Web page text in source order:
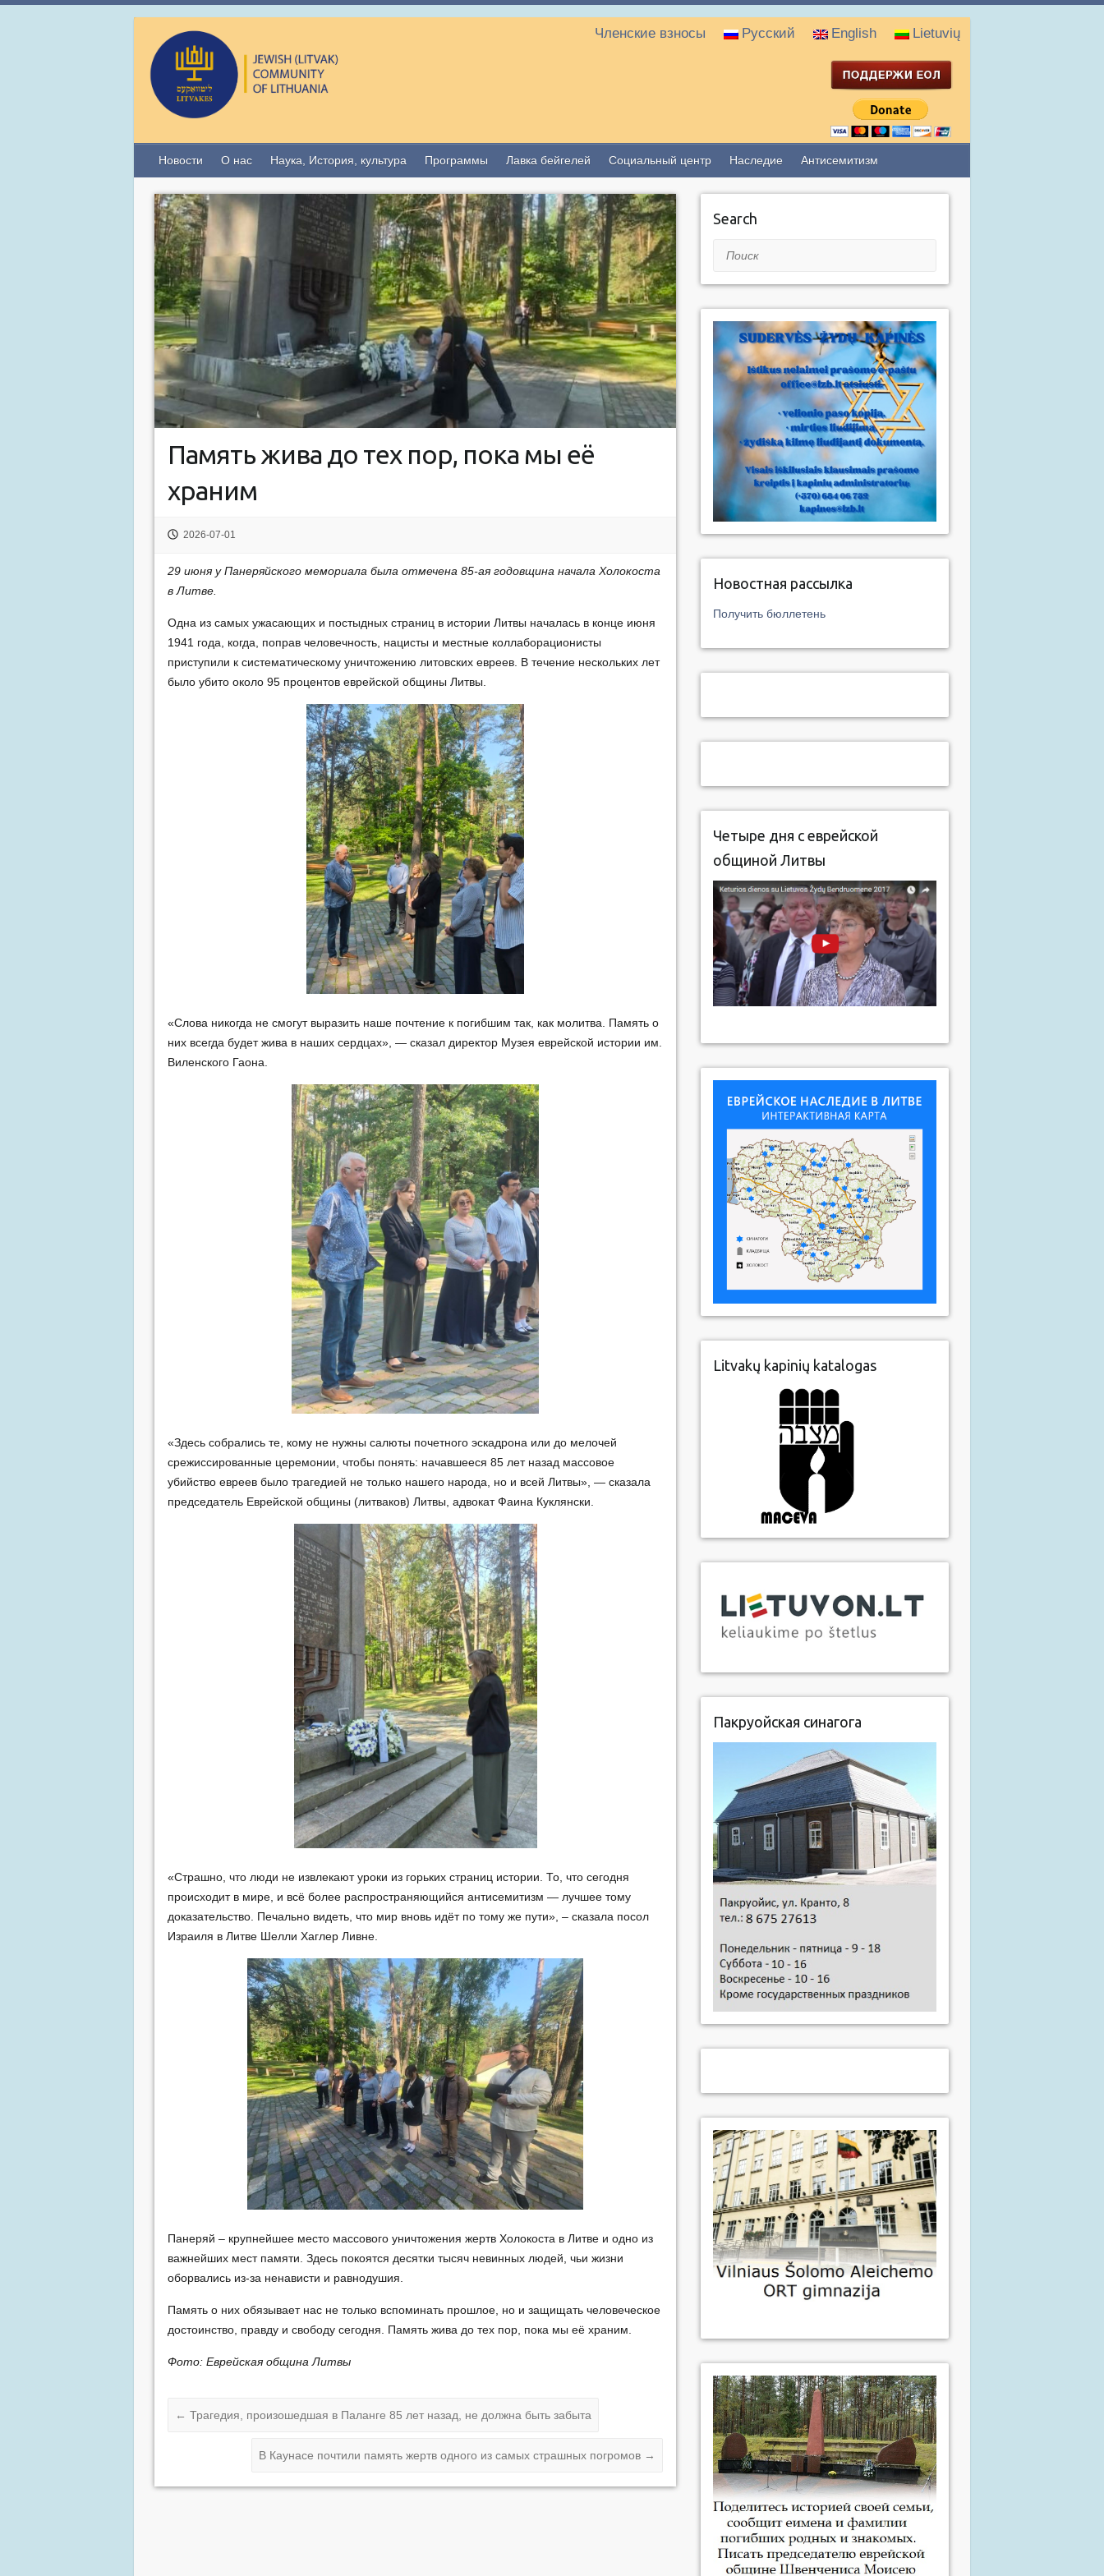
Членские взносы Русский English Lietuvių
Новости О нас Наука, История, культура Программы Лавка бейгелей Социальный центр Наследие Антисемитизм
Память жива до тех пор, пока мы её
храним
2026-07-01
29 июня у Панеряйского мемориала была отмечена 85-ая годовщина начала Холокоста
в Литве.
Одна из самых ужасающих и постыдных страниц в истории Литвы началась в конце июня
1941 года, когда, поправ человечность, нацисты и местные коллаборационисты
приступили к систематическому уничтожению литовских евреев. В течение нескольких лет
было убито около 95 процентов еврейской общины Литвы.
«Слова никогда не смогут выразить наше почтение к погибшим так, как молитва. Память о
них всегда будет жива в наших сердцах», — сказал директор Музея еврейской истории им.
Виленского Гаона.
«Здесь собрались те, кому не нужны салюты почетного эскадрона или до мелочей
срежиссированные церемонии, чтобы понять: начавшееся 85 лет назад массовое
убийство евреев было трагедией не только нашего народа, но и всей Литвы», — сказала
председатель Еврейской общины (литваков) Литвы, адвокат Фаина Куклянски.
«Страшно, что люди не извлекают уроки из горьких страниц истории. То, что сегодня
происходит в мире, и всё более распространяющийся антисемитизм — лучшее тому
доказательство. Печально видеть, что мир вновь идёт по тому же пути», – сказала посол
Израиля в Литве Шелли Хаглер Ливне.
Панеряй – крупнейшее место массового уничтожения жертв Холокоста в Литве и одно из
важнейших мест памяти. Здесь покоятся десятки тысяч невинных людей, чьи жизни
оборвались из-за ненависти и равнодушия.
Память о них обязывает нас не только вспоминать прошлое, но и защищать человеческое
достоинство, правду и свободу сегодня. Память жива до тех пор, пока мы её храним.
Фото: Еврейская община Литвы
← Трагедия, произошедшая в Паланге 85 лет назад, не должна быть забыта
В Каунасе почтили память жертв одного из самых страшных погромов →
Search
Поиск
Новостная рассылка
Получить бюллетень
Четыре дня с еврейской
общиной Литвы
Litvakų kapinių katalogas
Пакруойская синагога